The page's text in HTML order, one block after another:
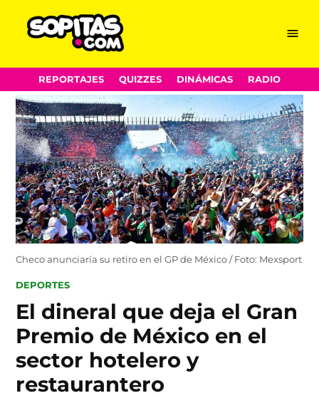
Skip
to
content
Menu
REPORTAJES QUIZZES DINÁMICAS RADIO
Checo anunciaría su retiro en el GP de México / Foto: Mexsport
POSTED
DEPORTES
El dineral que deja el Gran
Premio de México en el
sector hotelero y
restaurantero